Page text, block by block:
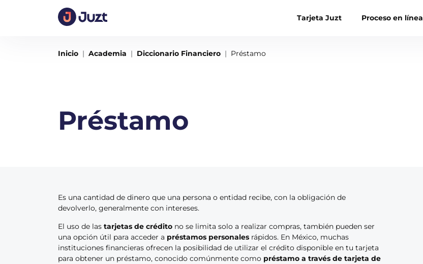
Tarjeta Juzt Proceso en línea
Inicio Academia Diccionario Financiero Préstamo
Préstamo
Es una cantidad de dinero que una persona o entidad recibe, con la obligación de
devolverlo, generalmente con intereses.
El uso de las tarjetas de crédito no se limita solo a realizar compras, también pueden ser
una opción útil para acceder a préstamos personales rápidos. En México, muchas
instituciones financieras ofrecen la posibilidad de utilizar el crédito disponible en tu tarjeta
para obtener un préstamo, conocido comúnmente como préstamo a través de tarjeta de